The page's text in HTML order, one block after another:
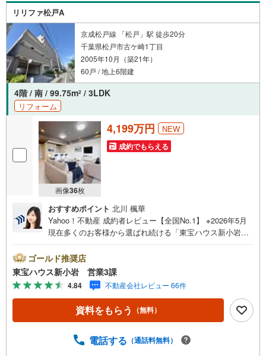
リリファ松戸A
京成松戸線 「松戸」駅 徒歩20分
千葉県松戸市古ケ崎1丁目
2005年10月（築21年）
60戸 / 地上6階建
4階 / 南 / 99.75m2 / 3LDK
リフォーム
画像36枚
4,199万円 NEW
成約でもらえる
おすすめポイント 北川 楓華
Yahoo！不動産 成約者レビュー【全国No.1】 ※2026年5月
現在多くのお客様から選ばれ続ける「東宝ハウス新小岩」
見学OK■営業時間内（9:00～20:00）はお電話でのご連絡が
スムーズです。ご自宅への送迎・最寄駅でのお待ち合わせ
等、お気軽にご相談ください。 選ばれる3つの「圧倒的メ
リット」 （1）【業界最低水準の提携住宅ローン】「他社
で断られた」「借入がある」方も独自審査で多数承認！優
遇金利と各種手数料0円でお得に。（2）【未来カレンダー
ュレーション。「月々いくらなら安心か」をプロが明確に
ゴールド推奨店
東宝ハウス新小岩 営業3課
4.84 不動産会社レビュー 66件
資料をもらう （無料）
電話する （通話料無料）